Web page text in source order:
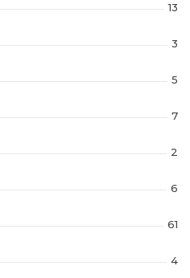
13
3
5
7
2
6
61
4